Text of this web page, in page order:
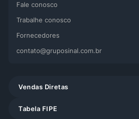
Fale conosco
Trabalhe conosco
Fornecedores
contato@gruposinal.com.br
Vendas Diretas
Tabela FIPE